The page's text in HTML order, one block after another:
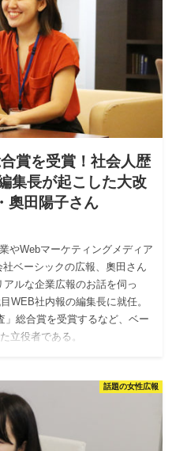
賞を受賞！社会人歴
集長が起こした大改
奧田陽子さん
やWebマーケティングメディア
社ベーシックの広報、奧田さん
ルな企業広報のお話を伺っ
WEB社内報の編集長に就任。
」総合賞を受賞するなど、ベー
立役者である。
話題の女性広報